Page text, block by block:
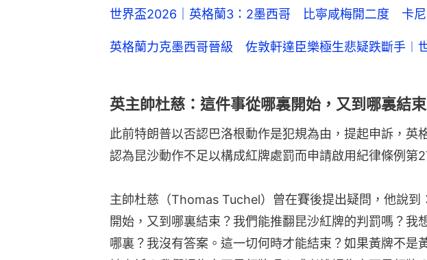
世界盃2026｜英格蘭3：2墨西哥 比寧咸梅開二度 卡尼
英格蘭力克墨西哥晉級 佐敦軒達臣樂極生悲疑跌斷手︱
英主帥杜慈：這件事從哪裏開始，又到哪裏結束
此前特朗普以否認巴洛根動作是犯規為由，提起申訴，英
認為昆沙動作不足以構成紅牌處罰而申請啟用紀律條例第
主帥杜慈（Thomas Tuchel）曾在賽後提出疑問，他說到
開始，又到哪裏結束？我們能推翻昆沙紅牌的判罰嗎？我
哪裏？我沒有答案。這一切何時才能結束？如果黃牌不是